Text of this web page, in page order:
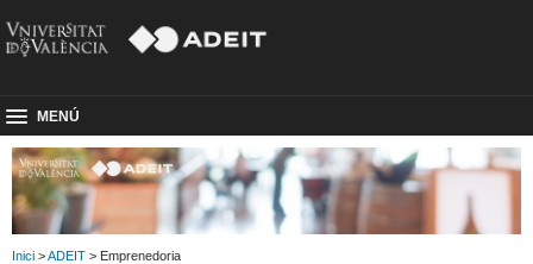
MENÚ
Inici >ADEIT > Emprenedoria